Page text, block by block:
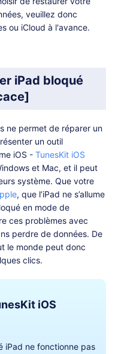
veuillez donc
ou iCloud à l'avance.
iPad bloqué
ne permet de réparer un
un outil
iOS - TunesKit iOS
et Mac, et il peut
système. Que votre
, que l’iPad ne s’allume
en mode de
ces problèmes avec
perdre de données. De
le monde peut donc
clics.
iOS
iPad ne fonctionne pas